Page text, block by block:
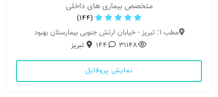
متخصص بیماری های داخلی
(144)
مطب 1: تبریز - خیابان ارتش جنوبی بیمارستان بهبود
31148
144 تبریز
نمایش پروفایل